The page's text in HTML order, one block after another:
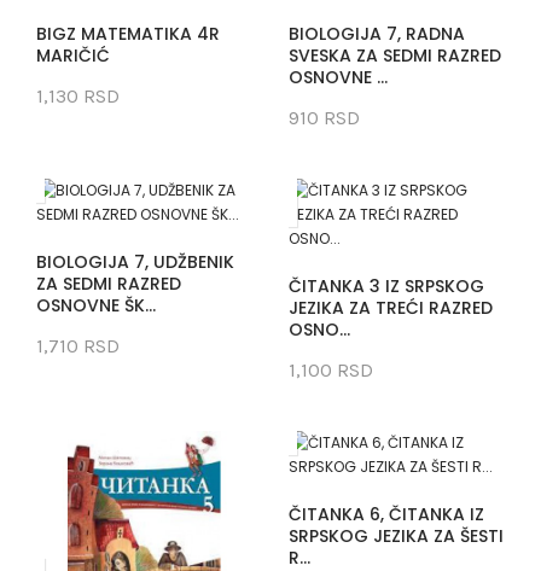
BIGZ MATEMATIKA 4R
MARIČIĆ
1,130 RSD
BIOLOGIJA 7, RADNA
SVESKA ZA SEDMI RAZRED
OSNOVNE ...
910 RSD
BIOLOGIJA 7, UDŽBENIK
ZA SEDMI RAZRED
OSNOVNE ŠK...
1,710 RSD
ČITANKA 3 IZ SRPSKOG
JEZIKA ZA TREĆI RAZRED
OSNO...
1,100 RSD
ČITANKA 6, ČITANKA IZ
SRPSKOG JEZIKA ZA ŠESTI
R...